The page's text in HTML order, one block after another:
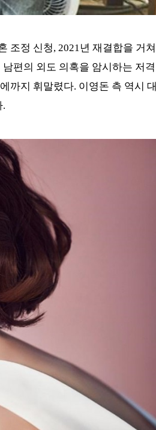
조정 신청, 2021년 재결합을 거쳐
편의 외도 의혹을 암시하는 저격
까지 휘말렸다. 이영돈 측 역시 대
.